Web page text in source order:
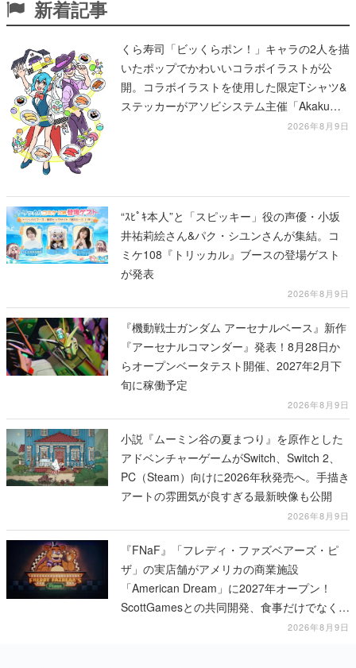
開。コラボイラストを使用した限定Tシャツ&
ステッカーがアソビシステム主催「Akaku
展」にて販売へ
2026年8月9日
ミケ108『トリッカル』ブースの登場ゲスト
が発表
2026年8月9日
『機動戦士ガンダム アーセナルベース』新作
『アーセナルコマンダー』発表！8月28日か
らオープンベータテスト開催、2027年2月下
旬に稼働予定
2026年8月9日
小説『ムーミン谷の夏まつり』を原作とした
アドベンチャーゲームがSwitch、Switch 2、
PC（Steam）向けに2026年秋発売へ。手描き
アートの雰囲気が良すぎる最新映像も公開
2026年8月9日
『FNaF』「フレディ・ファズベアーズ・ピ
ザ」の実店舗がアメリカの商業施設
「American Dream」に2027年オープン！
ScottGamesとの共同開発、食事だけでなくス
テージショーや没入型のホラー体験も楽しめ
る
2026年8月9日
カテゴリーピックアップ